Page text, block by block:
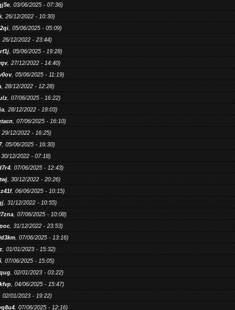
, 03/06/2025 - 07:36)
, 26/12/2022 - 10:30)
, 05/06/2025 - 05:09)
26/12/2022 - 23:44)
, 05/06/2025 - 19:28)
, 27/12/2022 - 14:40)
, 05/06/2025 - 11:19)
, 28/12/2022 - 12:28)
, 07/06/2025 - 16:22)
, 28/12/2022 - 19:03)
, 07/06/2025 - 16:10)
29/12/2022 - 16:25)
, 05/06/2025 - 16:30)
30/12/2022 - 07:18)
, 07/06/2025 - 12:43)
, 30/12/2022 - 20:26)
, 06/06/2025 - 10:15)
, 31/12/2022 - 10:55)
, 07/06/2025 - 10:08)
, 31/12/2022 - 23:53)
, 07/06/2025 - 13:16)
, 01/01/2023 - 15:32)
, 07/06/2025 - 15:05)
, 02/01/2023 - 03:22)
, 04/06/2025 - 15:47)
02/01/2023 - 19:22)
, 07/06/2025 - 12:16)